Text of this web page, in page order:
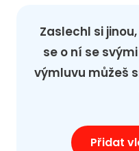
Zaslechl si
se o ní se
výmluvu můžeš
Přidat